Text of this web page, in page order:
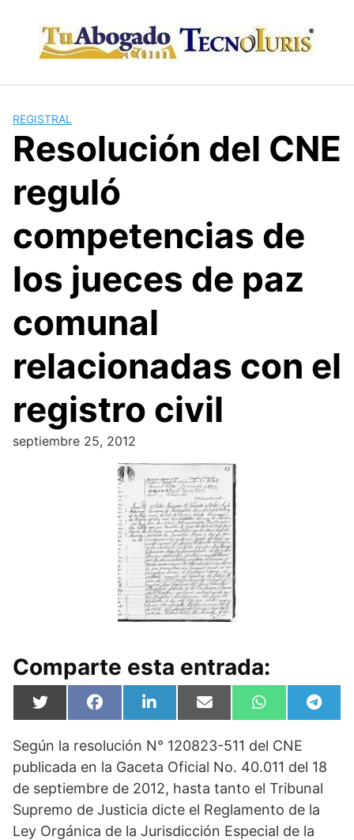
content
REGISTRAL
Resolución del CNE
reguló
competencias de
los jueces de paz
comunal
relacionadas con el
registro civil
septiembre 25, 2012
Comparte esta entrada:
Compartir
en
X
(
w
t
t
e
r
)
Compartir
en
F
a
e
b
o
o
k
Compartir
en
L
i
k
d
I
n
Compartir
en
E
m
i
Compartir
en
W
h
t
s
A
p
en
T
e
g
r
a
m
Según la resolución N° 120823-511 del CNE
publicada en la Gaceta Oficial No. 40.011 del 18
de septiembre de 2012, hasta tanto el Tribunal
Supremo de Justicia dicte el Reglamento de la
Ley Orgánica de la Jurisdicción Especial de la